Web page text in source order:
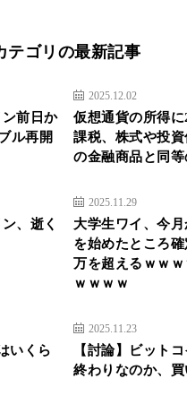
テゴリの最新記事
ン前日か
ル再開
2025.12.02
仮想通貨の所得
課税、株式や投
の金融商品と同
、逝く
2025.11.29
大学生ワイ、今
を始めたところ
万を超えるｗｗｗ
ｗｗｗｗ
いくら
2025.11.23
【討論】ビット
終わりなのか、